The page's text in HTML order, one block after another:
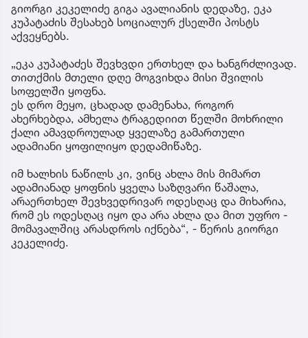
გიორგი კეკელიძე გიგა ავალიანის დედაზე, ეკა
კუპატაძის შესახებ სოციალურ ქსელში პოსტს
აქვეყნებს.
„ეკა კუპატაძეს შევხვდი ერთხელ და ხანგრძლივად.
თითქმის მთელი დღე მოგვიხდა მისი შვილის
სოფელში ყოფნა.
ეს დრო მეყო, ცხადად დამენახა, როგორ
ახერხებდა, ამხელა ტრაგედიით წელში მოხრილი
ქალი ამავდროულად ყველაზე გამართული
ადამიანი ყოფილიყო დედამიწაზე.
იმ ხალხის ნაწილს კი, ვინც ახლა მის მიმართ
ადამიანად ყოფნის ყველა საზღვარი წაშალა,
არაერთხელ შევხვედრივარ ოდესღაც და მიხარია,
რომ ეს ოდესღაც იყო და არა ახლა და მით უფრო -
მომავალშიც არასდროს იქნება“, - წერის გიორგი
კეკელიძე.